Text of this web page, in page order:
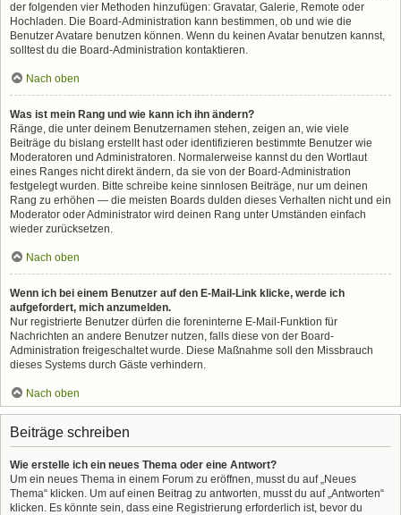
der folgenden vier Methoden hinzufügen: Gravatar, Galerie, Remote oder
Hochladen. Die Board-Administration kann bestimmen, ob und wie die
Benutzer Avatare benutzen können. Wenn du keinen Avatar benutzen kannst,
solltest du die Board-Administration kontaktieren.
Nach oben
Was ist mein Rang und wie kann ich ihn ändern?
Ränge, die unter deinem Benutzernamen stehen, zeigen an, wie viele
Beiträge du bislang erstellt hast oder identifizieren bestimmte Benutzer wie
Moderatoren und Administratoren. Normalerweise kannst du den Wortlaut
eines Ranges nicht direkt ändern, da sie von der Board-Administration
festgelegt wurden. Bitte schreibe keine sinnlosen Beiträge, nur um deinen
Rang zu erhöhen — die meisten Boards dulden dieses Verhalten nicht und ein
Moderator oder Administrator wird deinen Rang unter Umständen einfach
wieder zurücksetzen.
Nach oben
Wenn ich bei einem Benutzer auf den E-Mail-Link klicke, werde ich
aufgefordert, mich anzumelden.
Nur registrierte Benutzer dürfen die foreninterne E-Mail-Funktion für
Nachrichten an andere Benutzer nutzen, falls diese von der Board-
Administration freigeschaltet wurde. Diese Maßnahme soll den Missbrauch
dieses Systems durch Gäste verhindern.
Nach oben
Beiträge schreiben
Wie erstelle ich ein neues Thema oder eine Antwort?
Um ein neues Thema in einem Forum zu eröffnen, musst du auf „Neues
Thema“ klicken. Um auf einen Beitrag zu antworten, musst du auf „Antworten“
klicken. Es könnte sein, dass eine Registrierung erforderlich ist, bevor du